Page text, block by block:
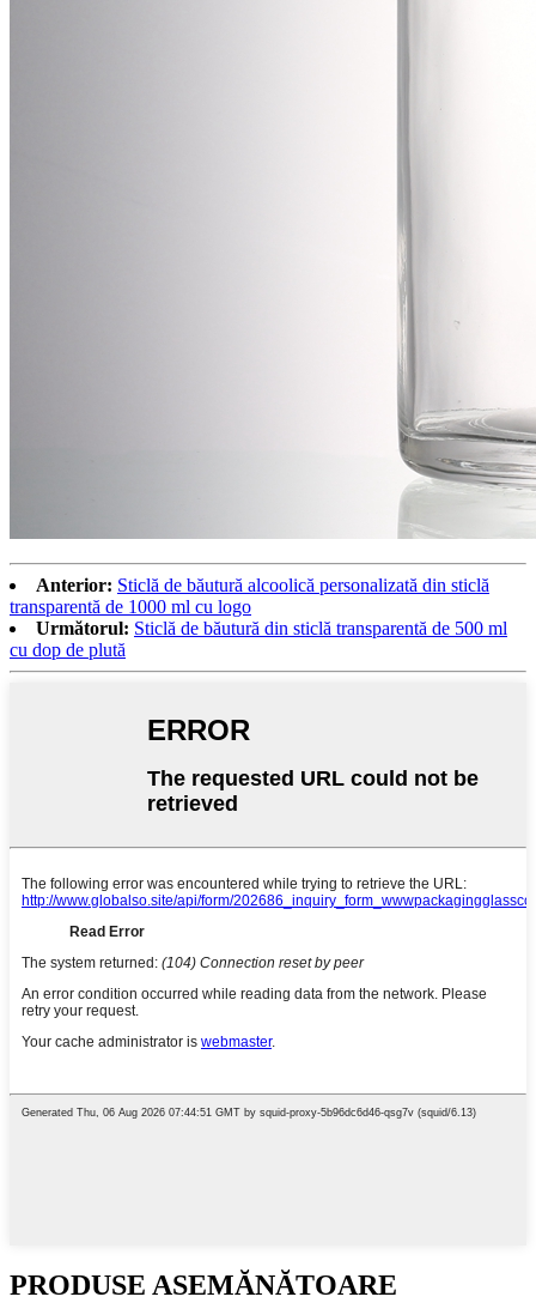
Anterior: Sticlă de băutură alcoolică personalizată din sticlă
transparentă de 1000 ml cu logo
Următorul: Sticlă de băutură din sticlă transparentă de 500 ml
cu dop de plută
PRODUSE ASEMĂNĂTOARE